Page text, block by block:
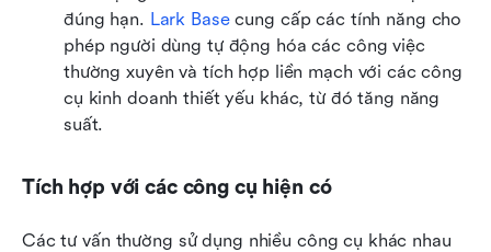
đúng hạn. Lark Base cung cấp các tính năng cho
phép người dùng tự động hóa các công việc
thường xuyên và tích hợp liền mạch với các công
cụ kinh doanh thiết yếu khác, từ đó tăng năng
suất.
Tích hợp với các công cụ hiện có
Các tư vấn thường sử dụng nhiều công cụ khác nhau